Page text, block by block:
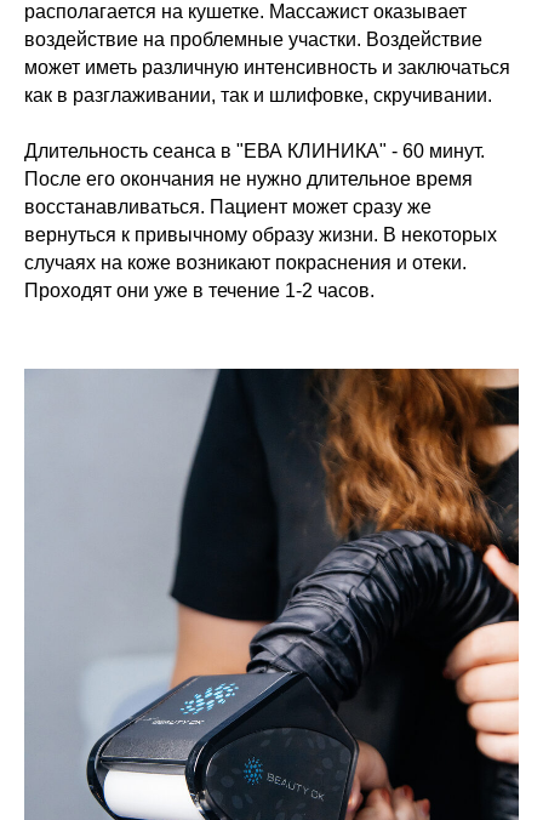
располагается на кушетке. Массажист оказывает
воздействие на проблемные участки. Воздействие
может иметь различную интенсивность и заключаться
как в разглаживании, так и шлифовке, скручивании.
Длительность сеанса в "ЕВА КЛИНИКА" - 60 минут.
После его окончания не нужно длительное время
восстанавливаться. Пациент может сразу же
вернуться к привычному образу жизни. В некоторых
случаях на коже возникают покраснения и отеки.
Проходят они уже в течение 1-2 часов.